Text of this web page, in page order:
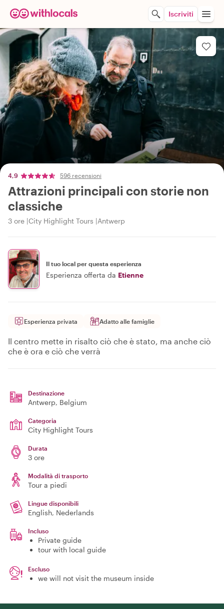
Iscriviti
4,9 596 recensioni
Attrazioni principali con storie non
classiche
3 ore City Highlight Tours Antwerp
Il tuo local per questa esperienza
Esperienza offerta da Etienne
Esperienza privata Adatto alle famiglie
Il centro mette in risalto ciò che è stato, ma anche ciò
che è ora e ciò che verrà
Destinazione
Antwerp, Belgium
Categoria
City Highlight Tours
Durata
3 ore
Modalità di trasporto
Tour a piedi
Lingue disponibili
English, Nederlands
Incluso
Private guide
tour with local guide
Escluso
we will not visit the museum inside